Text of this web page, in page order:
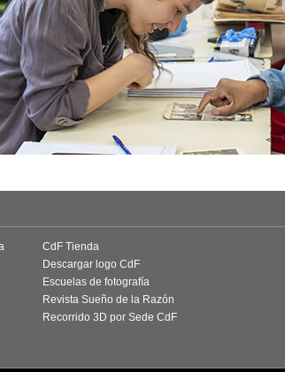
CdF Tienda
Descargar logo CdF
Escuelas de fotografía
Revista Sueño de la Razón
Recorrido 3D por Sede CdF